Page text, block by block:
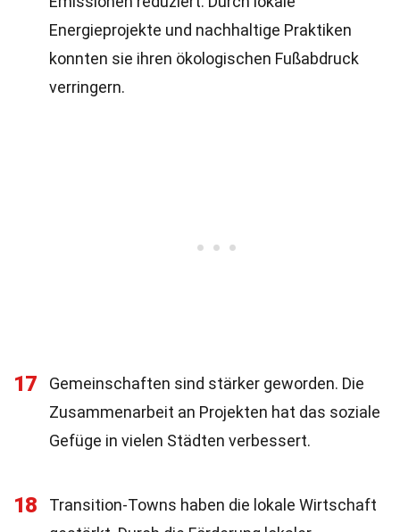
Energieprojekte und nachhaltige Praktiken
konnten sie ihren ökologischen Fußabdruck
verringern.
17
Gemeinschaften sind stärker geworden. Die
Zusammenarbeit an Projekten hat das soziale
Gefüge in vielen Städten verbessert.
18
Transition-Towns haben die lokale Wirtschaft